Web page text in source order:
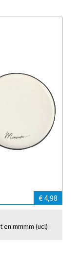
€ 4,98
mmmm (ucl)